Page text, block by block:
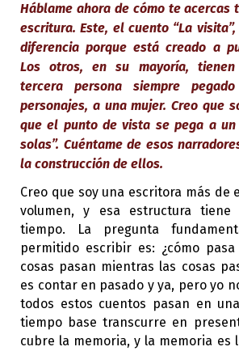
Háblame ahora de cómo te acercas
escritura. Este, el cuento “La
diferencia porque está creado a
Los otros, en su mayoría,
tercera persona siempre
personajes, a una mujer. Creo que
que el punto de vista se pega a un
solas”. Cuéntame de esos
la construcción de ellos.
Creo que soy una escritora más de
volumen, y esa estructura
tiempo. La pregunta
permitido escribir es: ¿cómo pasa
cosas pasan mientras las cosas
es contar en pasado y ya, pero yo
todos estos cuentos pasan en
tiempo base transcurre en
cubre la memoria, y la memoria es